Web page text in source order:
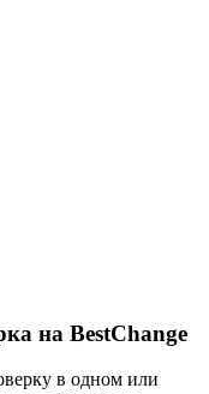
на BestChange
в одном или